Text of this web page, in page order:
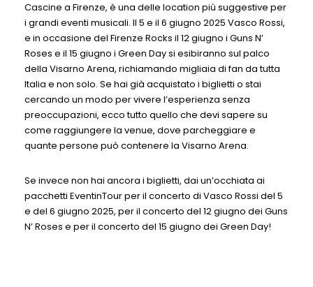
Cascine a Firenze, è una delle location più suggestive per
i grandi eventi musicali. Il 5 e il 6 giugno 2025 Vasco Rossi,
e in occasione del Firenze Rocks il 12 giugno i Guns N’
Roses e il 15 giugno i Green Day si esibiranno sul palco
della Visarno Arena, richiamando migliaia di fan da tutta
Italia e non solo. Se hai già acquistato i biglietti o stai
cercando un modo per vivere l’esperienza senza
preoccupazioni, ecco tutto quello che devi sapere su
come raggiungere la venue, dove parcheggiare e
quante persone può contenere la Visarno Arena.
Se invece non hai ancora i biglietti, dai un’occhiata ai
pacchetti EventinTour per il concerto di Vasco Rossi del 5
e del 6 giugno 2025, per il concerto del 12 giugno dei Guns
N’ Roses e per il concerto del 15 giugno dei Green Day!